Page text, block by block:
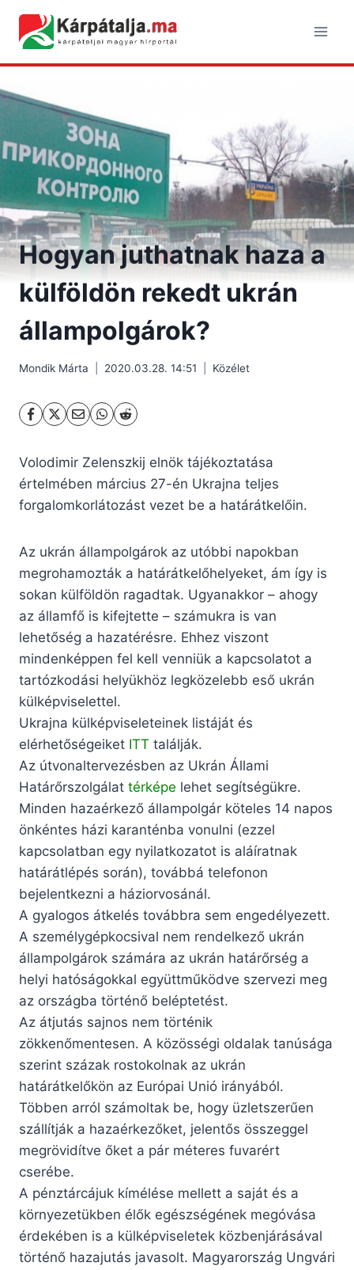
content
Hogyan juthatnak haza a
külföldön rekedt ukrán
állampolgárok?
Mondik Márta 2020.03.28. 14:51 Közélet
Volodimir Zelenszkij elnök tájékoztatása
értelmében március 27-én Ukrajna teljes
forgalomkorlátozást vezet be a határátkelőin.
Az ukrán állampolgárok az utóbbi napokban
megrohamozták a határátkelőhelyeket, ám így is
sokan külföldön ragadtak. Ugyanakkor – ahogy
az államfő is kifejtette – számukra is van
lehetőség a hazatérésre. Ehhez viszont
mindenképpen fel kell venniük a kapcsolatot a
tartózkodási helyükhöz legközelebb eső ukrán
külképviselettel.
Ukrajna külképviseleteinek listáját és
elérhetőségeiket ITT találják.
Az útvonaltervezésben az Ukrán Állami
Határőrszolgálat térképe lehet segítségükre.
Minden hazaérkező állampolgár köteles 14 napos
önkéntes házi karanténba vonulni (ezzel
kapcsolatban egy nyilatkozatot is aláíratnak
határátlépés során), továbbá telefonon
bejelentkezni a háziorvosánál.
A gyalogos átkelés továbbra sem engedélyezett.
A személygépkocsival nem rendelkező ukrán
állampolgárok számára az ukrán határőrség a
helyi hatóságokkal együttműködve szervezi meg
az országba történő beléptetést.
Az átjutás sajnos nem történik
zökkenőmentesen. A közösségi oldalak tanúsága
szerint százak rostokolnak az ukrán
határátkelőkön az Európai Unió irányából.
Többen arról számoltak be, hogy üzletszerűen
szállítják a hazaérkezőket, jelentős összeggel
megrövidítve őket a pár méteres fuvarért
cserébe.
A pénztárcájuk kímélése mellett a saját és a
környezetükben élők egészségének megóvása
érdekében is a külképviseletek közbenjárásával
történő hazajutás javasolt. Magyarország Ungvári